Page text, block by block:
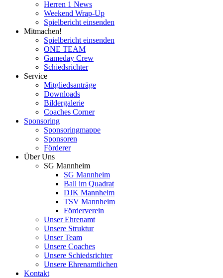
Herren 1 News
Weekend Wrap-Up
Spielbericht einsenden
Mitmachen!
Spielbericht einsenden
ONE TEAM
Gameday Crew
Schiedsrichter
Service
Mitgliedsanträge
Downloads
Bildergalerie
Coaches Corner
Sponsoring
Sponsoringmappe
Sponsoren
Förderer
Über Uns
SG Mannheim
SG Mannheim
Ball im Quadrat
DJK Mannheim
TSV Mannheim
Förderverein
Unser Ehrenamt
Unsere Struktur
Unser Team
Unsere Coaches
Unsere Schiedsrichter
Unsere Ehrenamtlichen
Kontakt